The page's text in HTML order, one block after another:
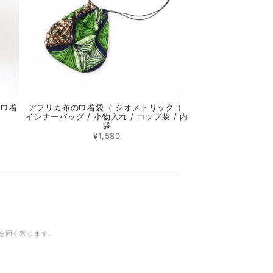
着
アフリカ布の巾着袋（ ジオメトリック ）
インナーバッグ / 小物入れ / コップ袋 / 内
袋
¥1,580
く禁じます。